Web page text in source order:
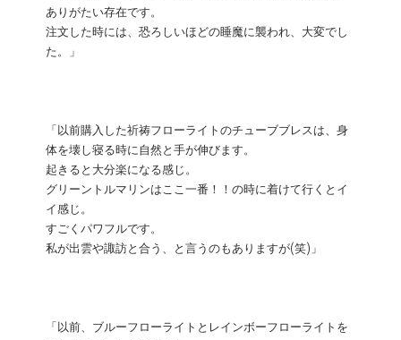
ありがたい存在です。
注文した時には、恐ろしいほどの睡魔に襲われ、大変でし
た。」
「以前購入した祈祷フローライトのチューブブレスは、身
体を壊し寝る時に自然と手が伸びます。
起きると大分楽になる感じ。
グリーントルマリンはここ一番！！の時に着けて行くとイ
イ感じ。
すごくパワフルです。
私が出雲や諏訪と合う、と言うのもありますが(笑)」
「以前、ブルーフローライトとレインボーフローライトを